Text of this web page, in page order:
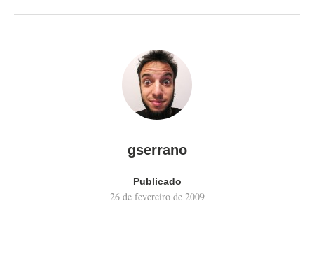
gserrano
Publicado
26 de fevereiro de 2009